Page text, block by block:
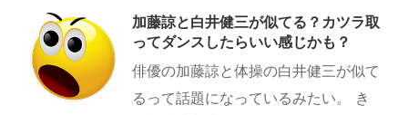
加藤諒と白井健三が似てる？カツラ取
ってダンスしたらいい感じかも？
俳優の加藤諒と体操の白井健三が似て
るって話題になっているみたい。 き